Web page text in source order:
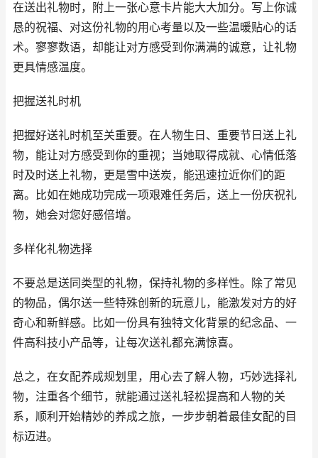
在送出礼物时，附上一张心意卡片能大大加分。写上你诚
恳的祝福、对这份礼物的用心考量以及一些温暖贴心的话
术。寥寥数语，却能让对方感受到你满满的诚意，让礼物
更具情感温度。
把握送礼时机
把握好送礼时机至关重要。在人物生日、重要节日送上礼
物，能让对方感受到你的重视；当她取得成就、心情低落
时及时送上礼物，更是雪中送炭，能迅速拉近你们的距
离。比如在她成功完成一项艰难任务后，送上一份庆祝礼
物，她会对您好感倍增。
多样化礼物选择
不要总是送同类型的礼物，保持礼物的多样性。除了常见
的物品，偶尔送一些特殊创新的玩意儿，能激发对方的好
奇心和新鲜感。比如一份具有独特文化背景的纪念品、一
件高科技小产品等，让每次送礼都充满惊喜。
总之，在女配养成规划里，用心去了解人物，巧妙选择礼
物，注重各个细节，就能通过送礼轻松提高和人物的关
系，顺利开始精妙的养成之旅，一步步朝着最佳女配的目
标迈进。